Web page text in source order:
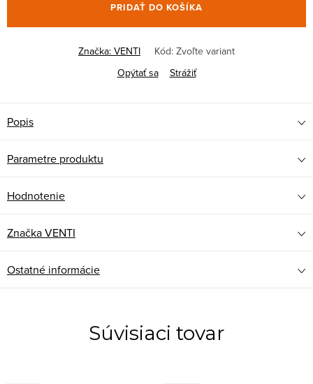
PRIDAŤ DO KOŠÍKA
Značka: VENTI Kód: Zvoľte variant
Opýtať sa
Strážiť
Popis
Parametre produktu
Hodnotenie
ZnačkaVENTI
Ostatné informácie
Súvisiaci tovar